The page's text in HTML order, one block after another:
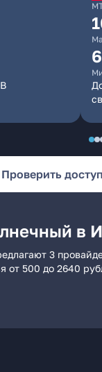
Проверить
в
3
500 до 2640